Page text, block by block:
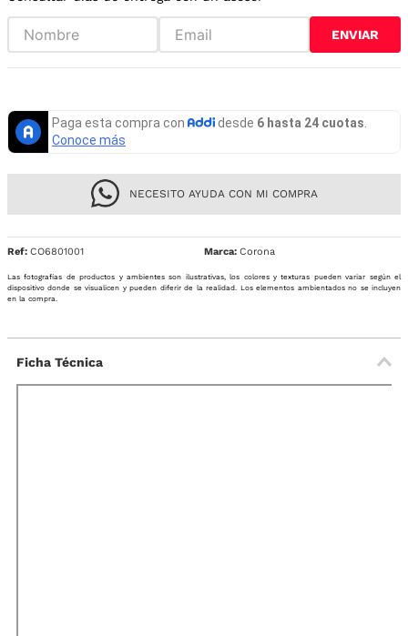
ENVIAR
NECESITO AYUDA CON MI COMPRA
Ref: CO6801001 Corona
Las fotografías de productos y ambientes son ilustrativas, los colores y texturas pueden variar según el
dispositivo donde se visualicen y pueden diferir de la realidad. Los elementos ambientados no se incluyen
en la compra.
Ficha Técnica